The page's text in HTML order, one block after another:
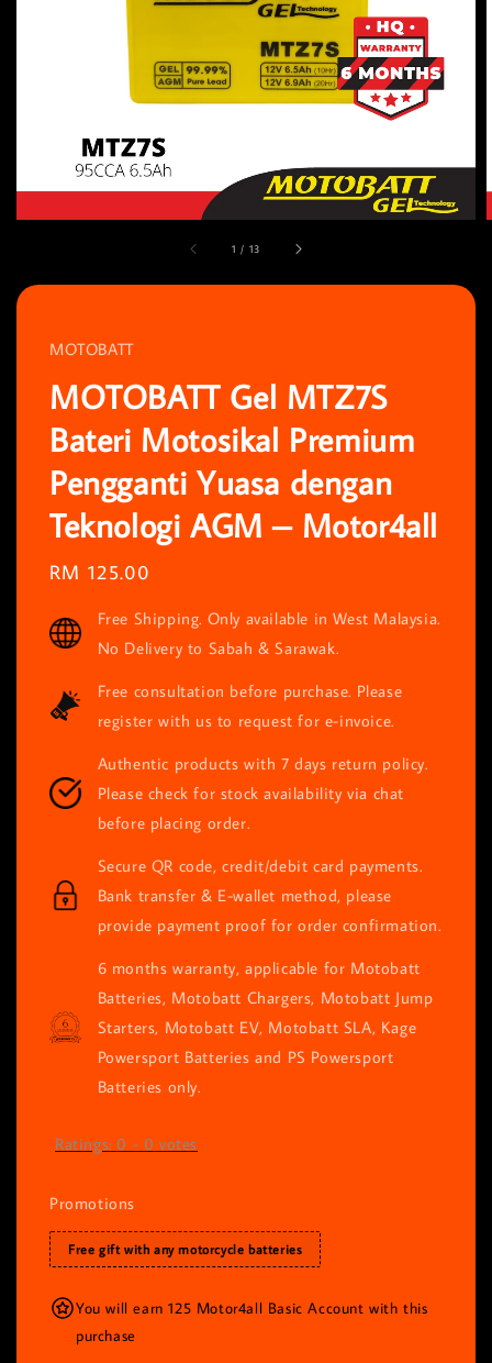
1 / 13
MOTOBATT
MOTOBATT Gel MTZ7S
Bateri Motosikal Premium
Pengganti Yuasa dengan
Teknologi AGM – Motor4all
Regular
RM 125.00
Free Shipping. Only available in West Malaysia.
No Delivery to Sabah & Sarawak.
Free consultation before purchase. Please
register with us to request for e-invoice.
Authentic products with 7 days return policy.
Please check for stock availability via chat
before placing order.
Secure QR code, credit/debit card payments.
Bank transfer & E-wallet method, please
provide payment proof for order confirmation.
6 months warranty, applicable for Motobatt
Batteries, Motobatt Chargers, Motobatt Jump
Starters, Motobatt EV, Motobatt SLA, Kage
Powersport Batteries and PS Powersport
Batteries only.
Ratings: 0 - 0 votes
Promotions
Free gift with any motorcycle batteries
You will earn 125 Motor4all Basic Account with this
purchase